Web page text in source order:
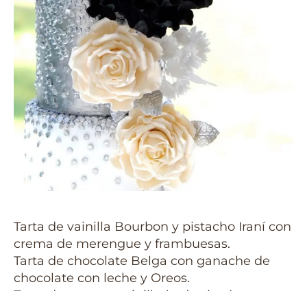
Tarta de vainilla Bourbon y pistacho Iraní con
crema de merengue y frambuesas.
Tarta de chocolate Belga con ganache de
chocolate con leche y Oreos.